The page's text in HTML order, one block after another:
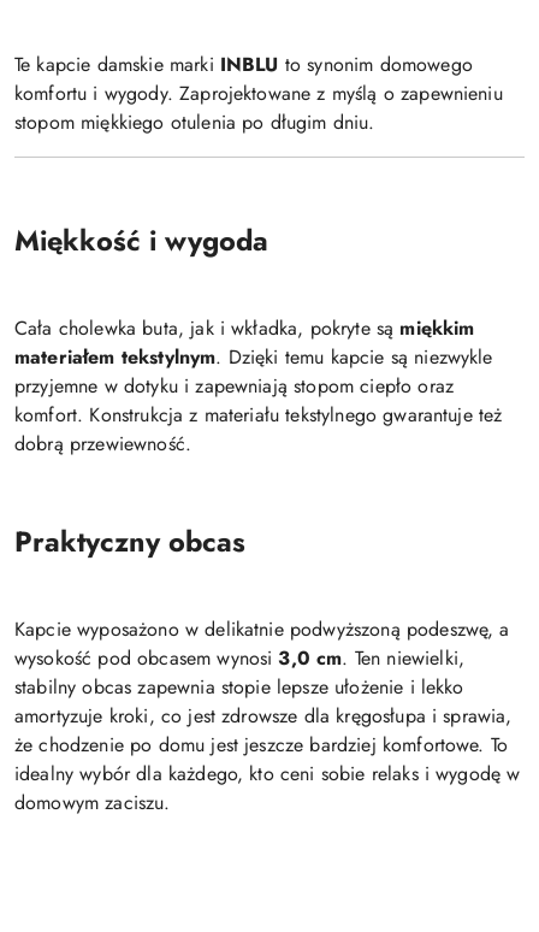
Te kapcie damskie marki INBLU to synonim domowego
komfortu i wygody. Zaprojektowane z myślą o zapewnieniu
stopom miękkiego otulenia po długim dniu.
Miękkość i wygoda
Cała cholewka buta, jak i wkładka, pokryte są miękkim
materiałem tekstylnym. Dzięki temu kapcie są niezwykle
przyjemne w dotyku i zapewniają stopom ciepło oraz
komfort. Konstrukcja z materiału tekstylnego gwarantuje też
dobrą przewiewność.
Praktyczny obcas
Kapcie wyposażono w delikatnie podwyższoną podeszwę, a
wysokość pod obcasem wynosi3,0 cm. Ten niewielki,
stabilny obcas zapewnia stopie lepsze ułożenie i lekko
amortyzuje kroki, co jest zdrowsze dla kręgosłupa i sprawia,
że chodzenie po domu jest jeszcze bardziej komfortowe. To
idealny wybór dla każdego, kto ceni sobie relaks i wygodę w
domowym zaciszu.